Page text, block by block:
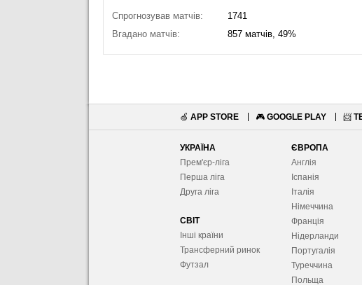
Спрогнозував матчів:
1741
Вгадано матчів:
857 матчів, 49%
🍏 APP STORE 🎮 GOOGLE PLAY 📨
УКРАЇНА
Прем'єр-ліга
Перша ліга
Друга ліга
СВІТ
Інші країни
Трансферний ринок
Футзал
ЄВРОПА
Англія
Іспанія
Італія
Німеччина
Франція
Нідерланди
Португалія
Туреччина
Польща